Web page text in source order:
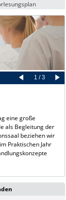
1 / 3
eine große
als Begleitung der
beziehen wir
Praktischen Jahr